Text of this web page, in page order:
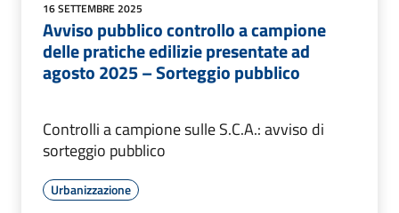
16 SETTEMBRE 2025
Avviso pubblico controllo a campione
delle pratiche edilizie presentate ad
agosto 2025 – Sorteggio pubblico
Controlli a campione sulle S.C.A.: avviso di
sorteggio pubblico
Urbanizzazione